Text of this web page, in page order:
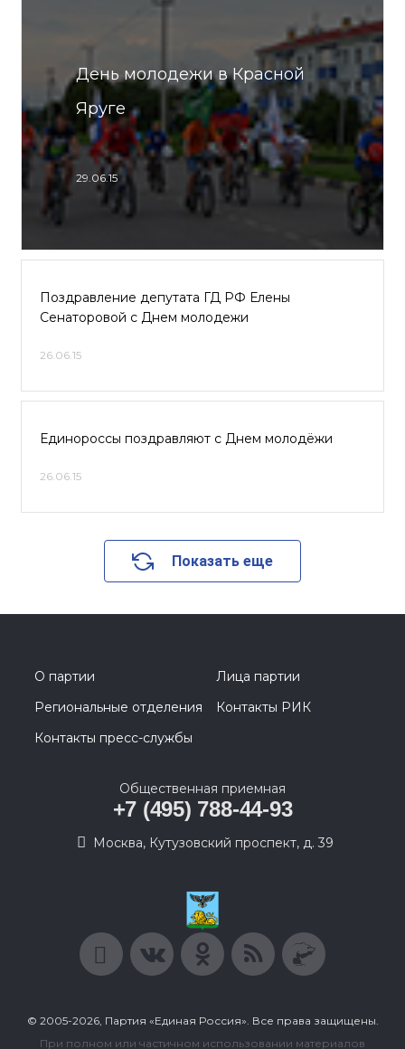
День молодежи в Красной
Яруге
29.06.15
Поздравление депутата ГД РФ Елены
Сенаторовой с Днем молодежи
26.06.15
Единороссы поздравляют с Днем молодёжи
26.06.15
Показать еще
О партии
Лица партии
Региональные отделения
Контакты РИК
Контакты пресс-службы
Общественная приемная
+7 (495) 788-44-93
Москва, Кутузовский проспект, д. 39
© 2005-2026, Партия «Единая Россия». Все права защищены.
При полном или частичном использовании материалов